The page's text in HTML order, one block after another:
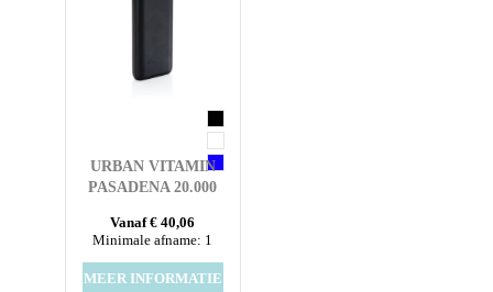
URBAN VITAMIN
PASADENA 20.000
POWERBANK
Vanaf € 40,06
Minimale afname: 1
MEER INFORMATIE